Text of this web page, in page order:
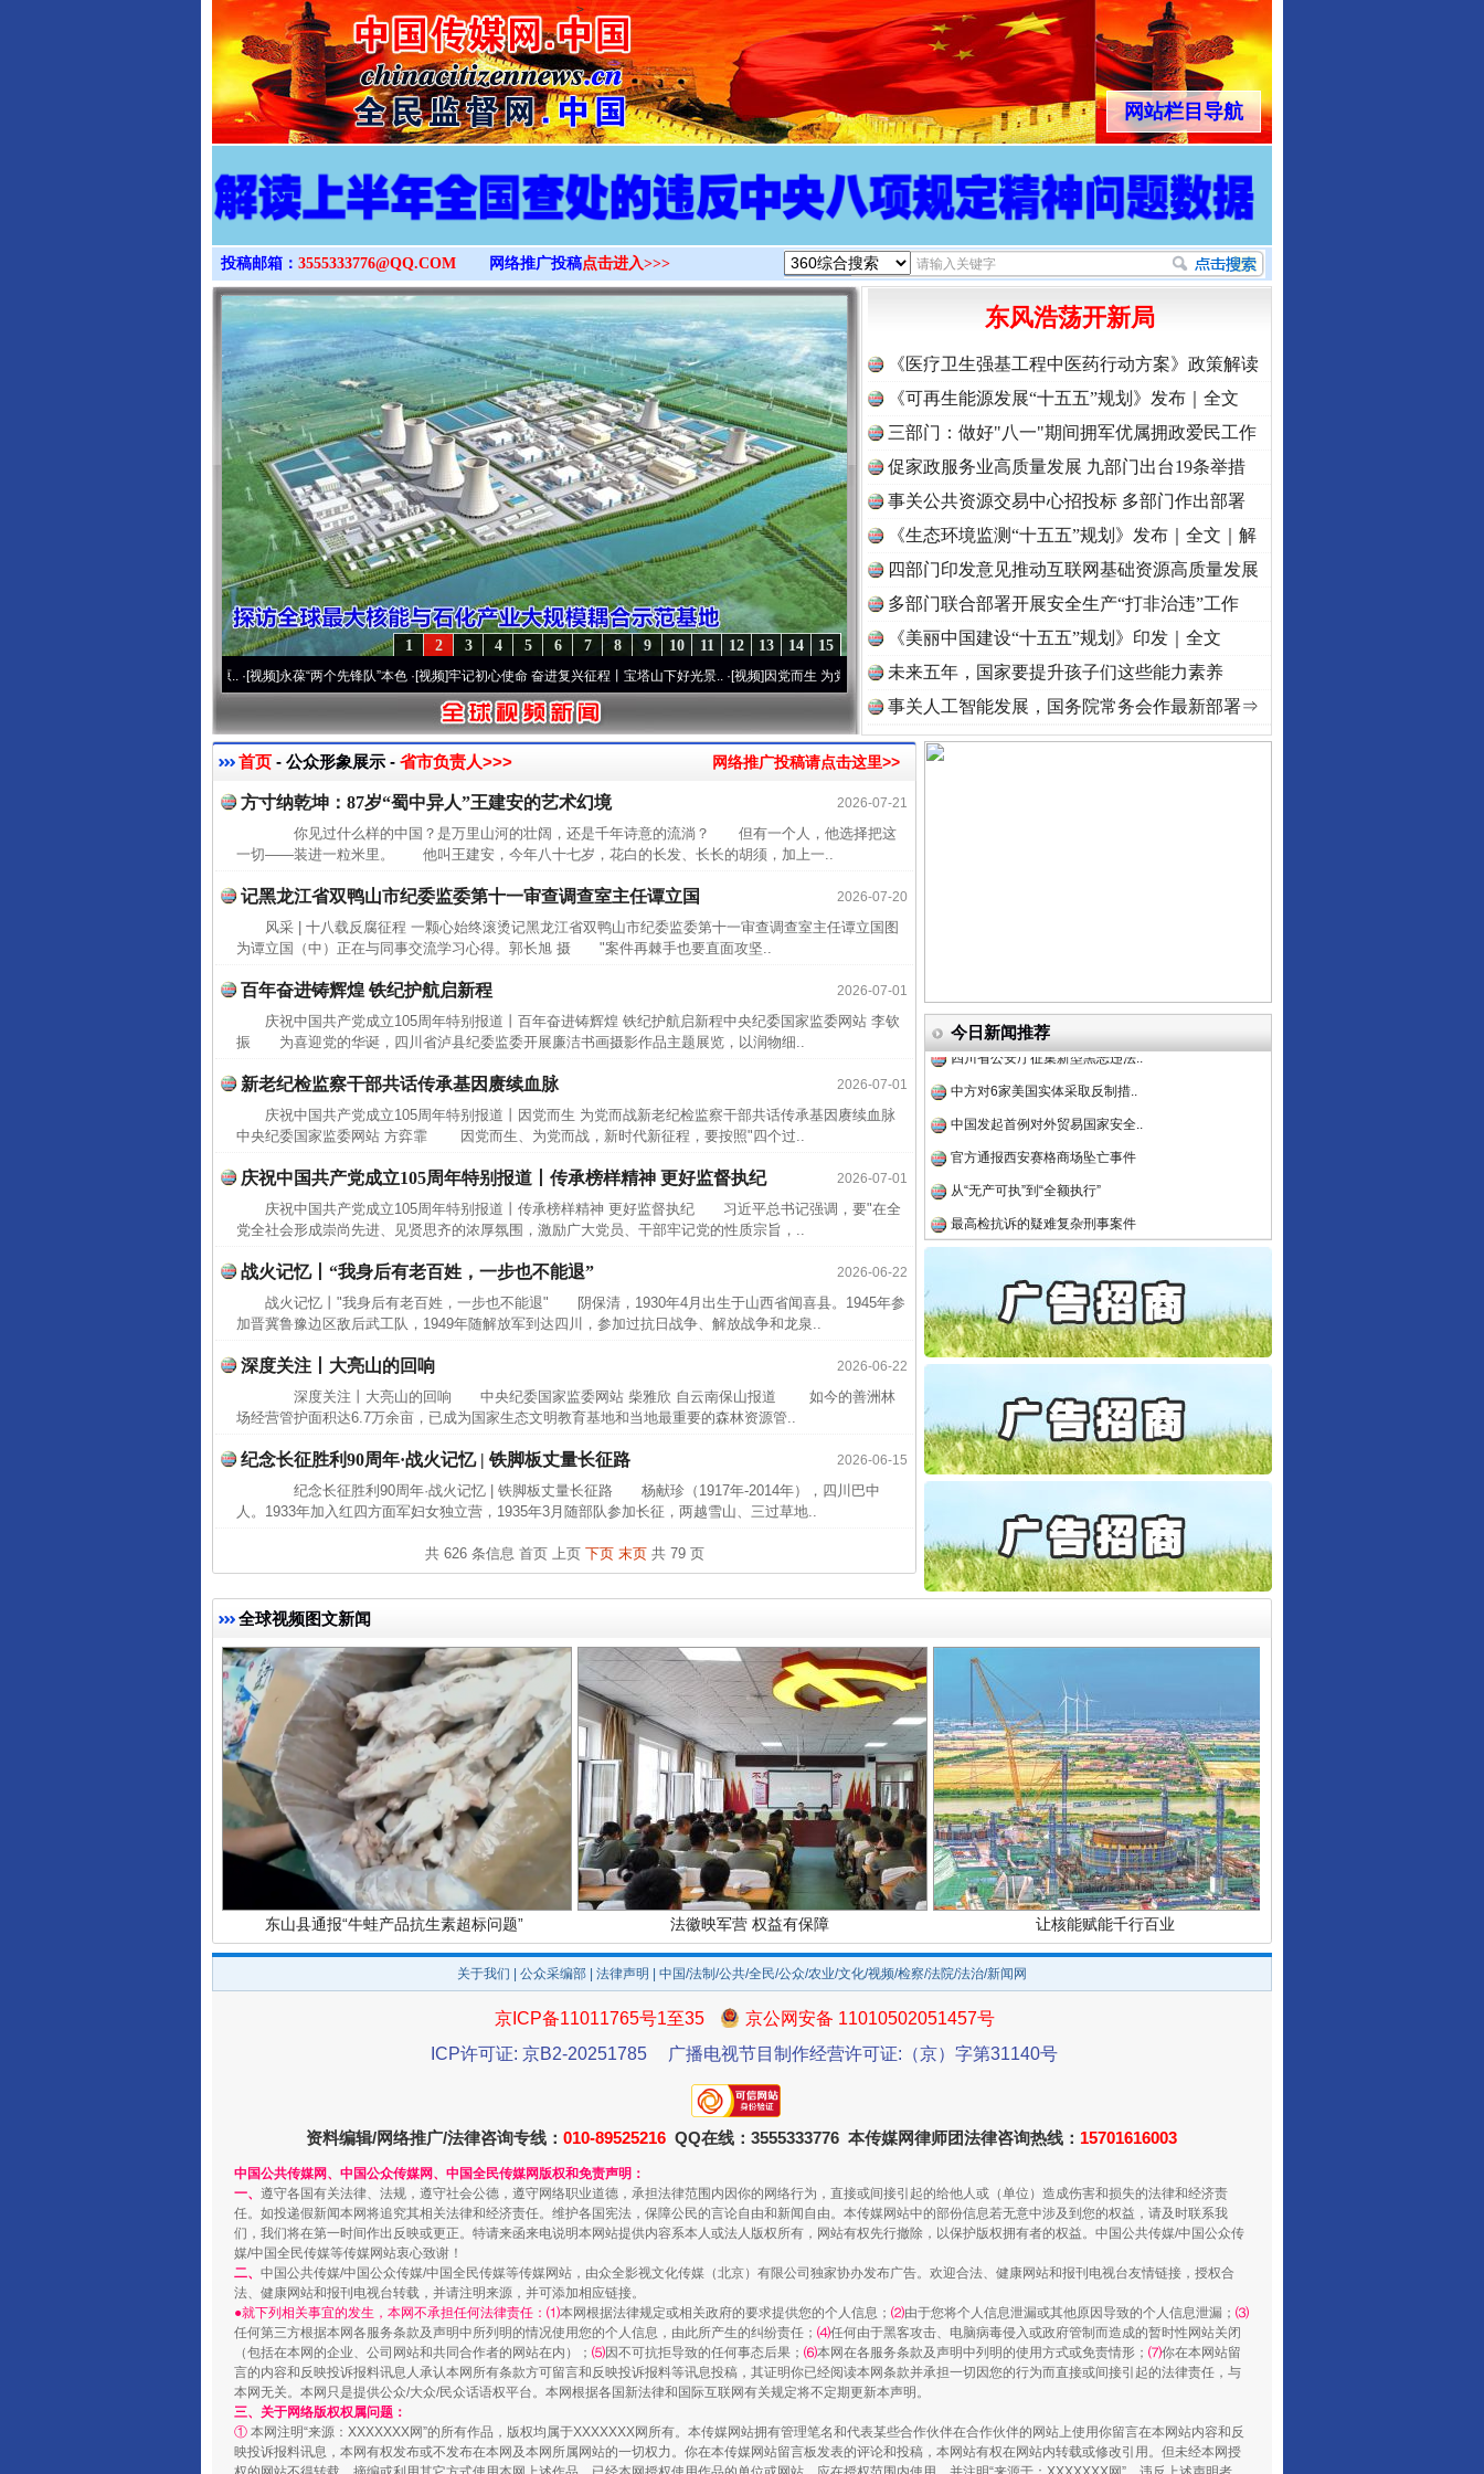
>
网站栏目导航
投稿邮箱： 3555333776@QQ.COM 网络推广投稿点击进入>>>
15
14
13
12
11
10
9
8
7
6
5
4
3
2
1
·[视频]永葆“两个先锋队”本色·[视频]牢记初心使命 奋进复兴征程丨宝塔山下好光景..·[视频]因党而生 为党而战——百年“纪”事⑧加强纪律..·[视频]牢记初心使命 奋进复兴征程丨“转折之城”激荡..
东风浩荡开新局
《医疗卫生强基工程中医药行动方案》政策解读
《可再生能源发展“十五五”规划》发布｜全文
三部门：做好"八一"期间拥军优属拥政爱民工作
促家政服务业高质量发展 九部门出台19条举措
事关公共资源交易中心招投标 多部门作出部署
《生态环境监测“十五五”规划》发布｜全文｜解
读
四部门印发意见推动互联网基础资源高质量发展
多部门联合部署开展安全生产“打非治违”工作
《美丽中国建设“十五五”规划》印发｜全文
未来五年，国家要提升孩子们这些能力素养
事关人工智能发展，国务院常务会作最新部署⇒
首页 - 公众形象展示 - 省市负责人>>> 网络推广投稿请点击这里>>
2026-07-21
方寸纳乾坤：87岁“蜀中异人”王建安的艺术幻境
你见过什么样的中国？是万里山河的壮阔，还是千年诗意的流淌？ 但有一个人，他选择把这
一切——装进一粒米里。 他叫王建安，今年八十七岁，花白的长发、长长的胡须，加上一..
2026-07-20
记黑龙江省双鸭山市纪委监委第十一审查调查室主任谭立国
风采 | 十八载反腐征程 一颗心始终滚烫记黑龙江省双鸭山市纪委监委第十一审查调查室主任谭立国图
为谭立国（中）正在与同事交流学习心得。郭长旭 摄 "案件再棘手也要直面攻坚..
2026-07-01
百年奋进铸辉煌 铁纪护航启新程
庆祝中国共产党成立105周年特别报道丨百年奋进铸辉煌 铁纪护航启新程中央纪委国家监委网站 李钦
振 为喜迎党的华诞，四川省泸县纪委监委开展廉洁书画摄影作品主题展览，以润物细..
2026-07-01
新老纪检监察干部共话传承基因赓续血脉
庆祝中国共产党成立105周年特别报道丨因党而生 为党而战新老纪检监察干部共话传承基因赓续血脉
中央纪委国家监委网站 方弈霏 因党而生、为党而战，新时代新征程，要按照"四个过..
2026-07-01
庆祝中国共产党成立105周年特别报道丨传承榜样精神 更好监督执纪
庆祝中国共产党成立105周年特别报道丨传承榜样精神 更好监督执纪 习近平总书记强调，要"在全
党全社会形成崇尚先进、见贤思齐的浓厚氛围，激励广大党员、干部牢记党的性质宗旨，..
2026-06-22
战火记忆丨“我身后有老百姓，一步也不能退”
战火记忆丨"我身后有老百姓，一步也不能退" 阴保清，1930年4月出生于山西省闻喜县。1945年参
加晋冀鲁豫边区敌后武工队，1949年随解放军到达四川，参加过抗日战争、解放战争和龙泉..
2026-06-22
深度关注丨大亮山的回响
深度关注丨大亮山的回响 中央纪委国家监委网站 柴雅欣 自云南保山报道 如今的善洲林
场经营管护面积达6.7万余亩，已成为国家生态文明教育基地和当地最重要的森林资源管..
2026-06-15
纪念长征胜利90周年·战火记忆 | 铁脚板丈量长征路
纪念长征胜利90周年·战火记忆 | 铁脚板丈量长征路 杨献珍（1917年-2014年），四川巴中
人。1933年加入红四方面军妇女独立营，1935年3月随部队参加长征，两越雪山、三过草地..
共 626 条信息 首页 上页 下页 末页共 79 页
今日新闻推荐
四川省公安厅征集新型黑恶违法..
中方对6家美国实体采取反制措..
中国发起首例对外贸易国家安全..
官方通报西安赛格商场坠亡事件
从“无产可执”到“全额执行”
最高检抗诉的疑难复杂刑事案件
事故致5死1伤，四川省安委会挂..
半生相守，一别两宽：这场老年..
一纸欠条伤亲情 巡回调解促和..
26万保费，离婚时为何要分走一..
传销头目出狱后办书院暴力管教..
四川省公安厅征集新型黑恶违法..
中国发起首例对外贸易国家安全..
官方通报西安赛格商场坠亡事件
从“无产可执”到“全额执行”
事故致5死1伤，四川省安委会挂..
全球视频图文新闻
完善运行机制助力责任有效落实
东山县通报“牛蛙产品抗生素超标问题” 法徽映军营 权益有保障 让核能赋能千行百业
千年窑火 生生不息 一批国家标准开始实施 从数据变化看反腐深化
关于我们 公众采编部 法律声明 | 中国/法制/公共/全民/公众/农业/文化/视频/检察/法院/法治/新闻网
京ICP备11011765号1至35
京公网安备 11010502051457号
ICP许可证: 京B2-20251785
广播电视节目制作经营许可证:（京）字第31140号
资料编辑/网络推广/法律咨询专线： 010-89525216 QQ在线：3555333776 本传媒网律师团法律咨询热线： 15701616003
中国公共传媒网、中国公众传媒网、中国全民传媒网版权和免责声明：
一、 遵守各国有关法律、法规，遵守社会公德，遵守网络职业道德，承担法律范围内因你的网络行为，直接或间接引起的给他人或（单位）造成伤害和损失的法律和经济责
任。如投递假新闻本网将追究其相关法律和经济责任。维护各国宪法，保障公民的言论自由和新闻自由。本传媒网站中的部份信息若无意中涉及到您的权益，请及时联系我
们，我们将在第一时间作出反映或更正。特请来函来电说明本网站提供内容系本人或法人版权所有，网站有权先行撤除，以保护版权拥有者的权益。中国公共传媒/中国公众传
媒/中国全民传媒等传媒网站衷心致谢！
二、 中国公共传媒/中国公众传媒/中国全民传媒等传媒网站，由众全影视文化传媒（北京）有限公司独家协办发布广告。欢迎合法、健康网站和报刊电视台友情链接，授权合
法、健康网站和报刊电视台转载，并请注明来源，并可添加相应链接。
●就下列相关事宜的发生，本网不承担任何法律责任：⑴本网根据法律规定或相关政府的要求提供您的个人信息； ⑵由于您将个人信息泄漏或其他原因导致的个人信息泄漏； ⑶
任何第三方根据本网各服务条款及声明中所列明的情况使用您的个人信息，由此所产生的纠纷责任； ⑷任何由于黑客攻击、电脑病毒侵入或政府管制而造成的暂时性网站关闭
（包括在本网的企业、公司网站和共同合作者的网站在内）； ⑸因不可抗拒导致的任何事态后果； ⑹本网在各服务条款及声明中列明的使用方式或免责情形； ⑺你在本网站留
言的内容和反映投诉报料讯息人承认本网所有条款方可留言和反映投诉报料等讯息投稿，其证明你已经阅读本网条款并承担一切因您的行为而直接或间接引起的法律责任，与
本网无关。本网只是提供公众/大众/民众话语权平台。本网根据各国新法律和国际互联网有关规定将不定期更新本声明。
三、关于网络版权权属问题：
① 本网注明“来源：XXXXXXX网”的所有作品，版权均属于XXXXXXX网所有。本传媒网站拥有管理笔名和代表某些合作伙伴在合作伙伴的网站上使用你留言在本网站内容和反
映投诉报料讯息，本网有权发布或不发布在本网及本网所属网站的一切权力。你在本传媒网站留言板发表的评论和投稿，本网站有权在网站内转载或修改引用。但未经本网授